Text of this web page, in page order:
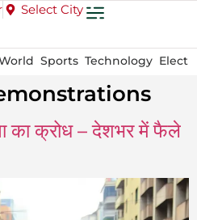
Select City
Sports Technology
का क्रोध – देशभर में फैले